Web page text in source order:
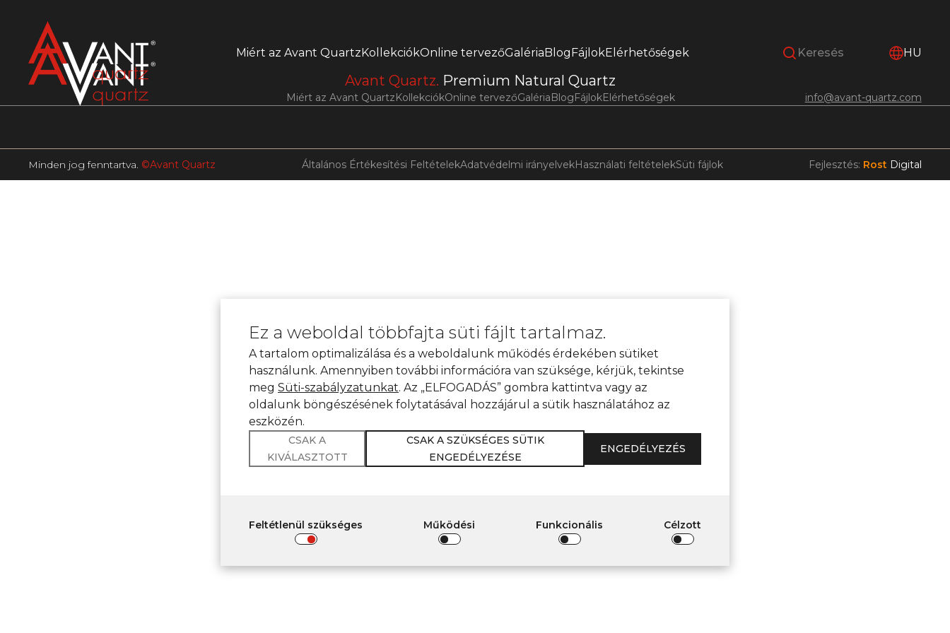
Miért az Avant QuartzKollekciókOnline tervezőGalériaBlogFájlokElérhetőségek HU
Avant Quartz. Premium Natural Quartz
Miért az Avant QuartzKollekciókOnline tervezőGalériaBlogFájlokElérhetőségek info@avant-quartz.com
Minden jog fenntartva. ©Avant Quartz Általános Értékesítési FeltételekAdatvédelmi irányelvekHasználati feltételekSüti fájlok Fejlesztés: Rost Digital
Ez a weboldal többfajta süti fájlt tartalmaz.
A tartalom optimalizálása és a weboldalunk működés érdekében sütiket
használunk. Amennyiben további információra van szüksége, kérjük, tekintse
meg Süti-szabályzatunkat. Az „ELFOGADÁS” gombra kattintva vagy az
oldalunk böngészésének folytatásával hozzájárul a sütik használatához az
eszközén.
CSAK A
KIVÁLASZTOTT
CSAK A SZÜKSÉGES SÜTIK
ENGEDÉLYEZÉSE
ENGEDÉLYEZÉS
Feltétlenül szükséges Működési Funkcionális Célzott